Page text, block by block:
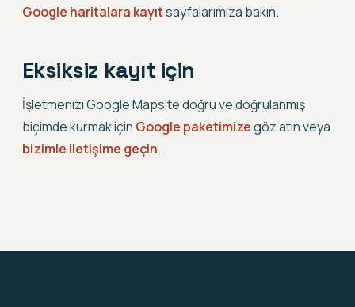
Google haritalara kayıtsayfalarımıza bakın.
Eksiksiz kayıt için
İşletmenizi Google Maps'te doğru ve doğrulanmış
biçimde kurmak için Google paketimizegöz atın veya
bizimle iletişime geçin.